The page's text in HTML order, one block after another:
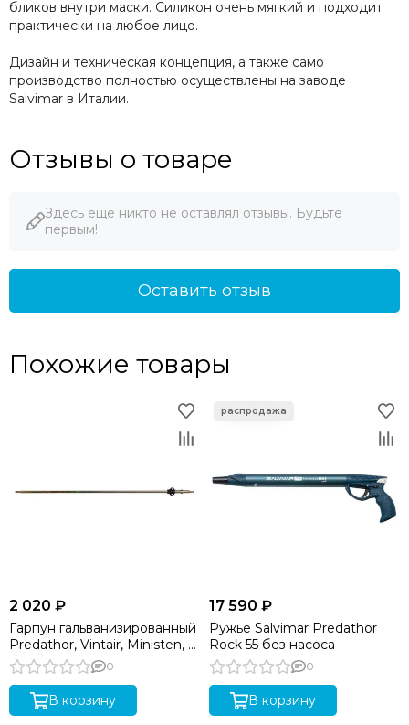
бликов внутри маски. Силикон очень мягкий и подходит
практически на любое лицо.
Дизайн и техническая концепция, а также само
производство полностью осуществлены на заводе
Salvimar в Италии.
Отзывы о товаре
Здесь еще никто не оставлял отзывы. Будьте
первым!
Оставить отзыв
Похожие товары
2 020 ₽
Гарпун гальванизированный
Predathor, Vintair, Ministen, ø
8.0 мм
0
В корзину
17 590 ₽
Ружье Salvimar Predathor
Rock 55 без насоса
0
В корзину